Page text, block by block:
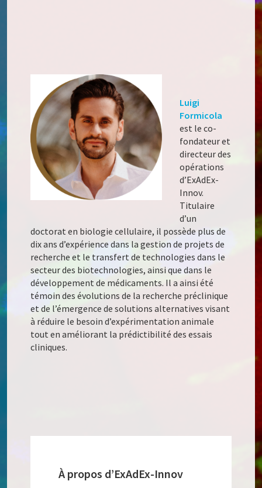
Luigi
Formicola
est le co-
fondateur et
directeur des
opérations
d’ExAdEx-
Innov.
Titulaire
d’un
doctorat en biologie cellulaire, il possède plus de
dix ans d’expérience dans la gestion de projets de
recherche et le transfert de technologies dans le
secteur des biotechnologies, ainsi que dans le
développement de médicaments. Il a ainsi été
témoin des évolutions de la recherche préclinique
et de l’émergence de solutions alternatives visant
à réduire le besoin d’expérimentation animale
tout en améliorant la prédictibilité des essais
cliniques.
À propos d’ExAdEx-Innov